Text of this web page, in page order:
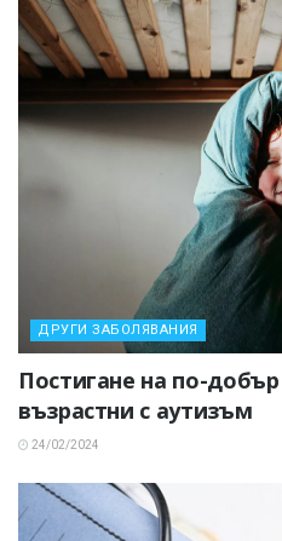
ДРУГИ ЗАБОЛЯВАНИЯ
Постигане на по-
възрастни с аутизъм
24/02/2024